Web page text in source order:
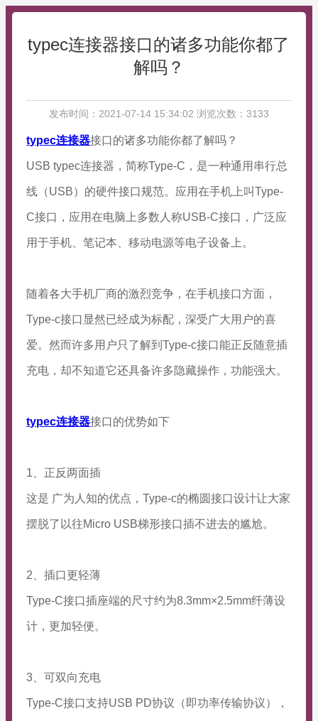
typec连接器接口的诸多功能你都了
解吗？
发布时间：2021-07-14 15:34:02 浏览次数：3133
typec连接器接口的诸多功能你都了解吗？
USB typec连接器，简称Type-C，是一种通用串行总
线（USB）的硬件接口规范。应用在手机上叫Type-
C接口，应用在电脑上多数人称USB-C接口，广泛应
用于手机、笔记本、移动电源等电子设备上。
随着各大手机厂商的激烈竞争，在手机接口方面，
Type-c接口显然已经成为标配，深受广大用户的喜
爱。然而许多用户只了解到Type-c接口能正反随意插
充电，却不知道它还具备许多隐藏操作，功能强大。
typec连接器接口的优势如下
1、正反两面插
这是 广为人知的优点，Type-c的椭圆接口设计让大家
摆脱了以往Micro USB梯形接口插不进去的尴尬。
2、插口更轻薄
Type-C接口插座端的尺寸约为8.3mm×2.5mm纤薄设
计，更加轻便。
3、可双向充电
Type-C接口支持USB PD协议（即功率传输协议），